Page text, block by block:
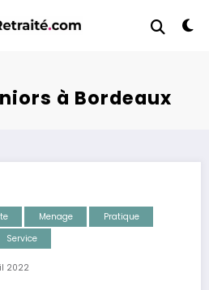
à Bordeaux
Menage
Pratique
Service
2022